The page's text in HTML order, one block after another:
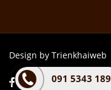
Design by Trienkhaiweb
091 5343 189